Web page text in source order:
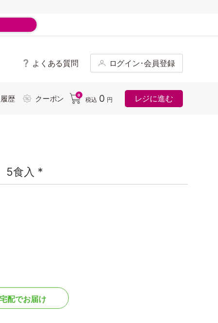
よくある質問 ログイン･会員登録
歴 クーポン 0
税込 0 円 レジに進む
5食入 *
宅配でお届け